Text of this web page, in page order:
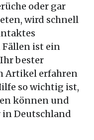
oder gar
wird schnell
Fällen ist ein
bester
Artikel erfahren
so wichtig ist,
können und
in Deutschland